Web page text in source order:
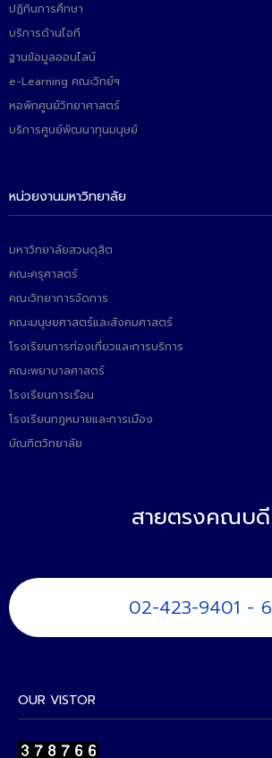
ปฏิทินการศึกษา
บริการด้านไอที
ฐานข้อมูลออนไลน์
e-Learning คณะวิทย์ฯ
หอพักศูนย์วิทยาศาสตร์
บริการศูนย์พัฒนาทุนมนุษย์
หน่วยงานมหาวิทยาลัย
มหาวิทยาลัยสวนดุสิต
คณะครุศาสตร์
คณะวิทยาการจัดการ
คณะมนุษยศาสตร์และสังคมศาสตร์
โรงเรียนการท่องเที่ยวและการบริการ
คณะพยาบาลศาสตร์
โรงเรียนการเรือน
โรงเรียนกฎหมายและการเมือง
บัณฑิตวิทยาลัย
สายตรงคณบดี
02-423-9401 - 6
OUR VISTOR